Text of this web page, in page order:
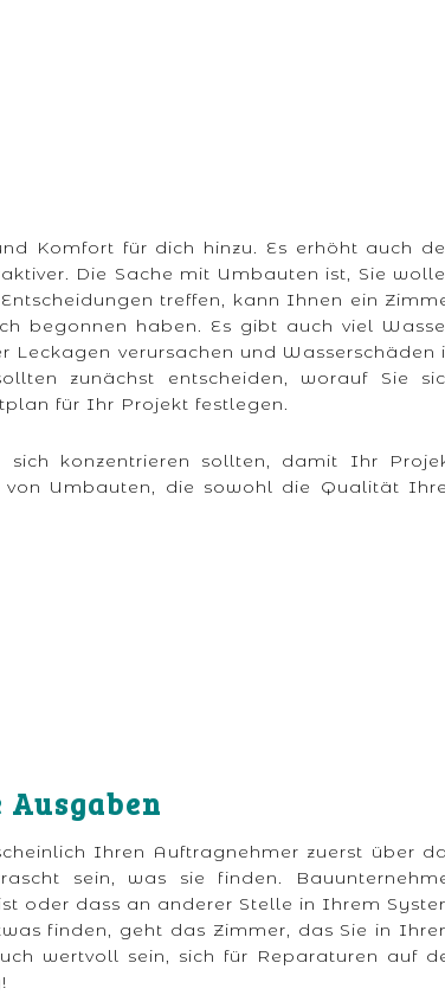
Komfort für dich hinzu. Es erhöht auch
Die Sache mit Umbauten ist, Sie
treffen, kann Ihnen ein
begonnen haben. Es gibt auch viel
verursachen und Wasserschäden
zunächst entscheiden, worauf Sie
für Ihr Projekt festlegen.
konzentrieren sollten, damit Ihr
Umbauten, die sowohl die Qualität
Ihren Auftragnehmer zuerst über
sein, was sie finden.
oder dass an anderer Stelle in Ihrem
finden, geht das Zimmer, das Sie in
wertvoll sein, sich für Reparaturen auf